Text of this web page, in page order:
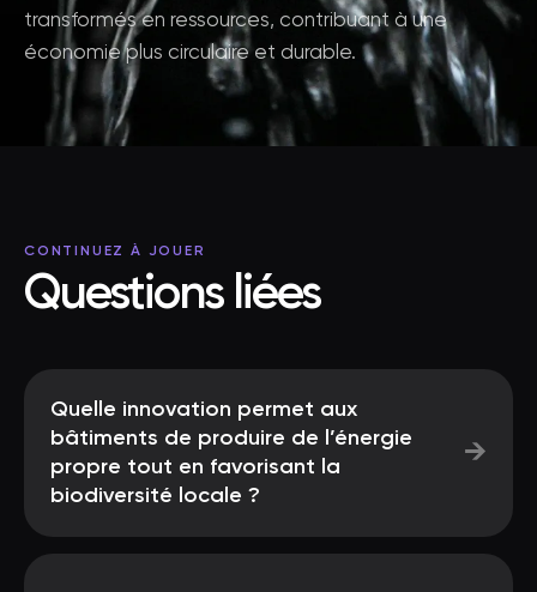
transformés en ressources, contribuant à une
économie plus circulaire et durable.
CONTINUEZ À JOUER
Questions liées
Quelle innovation permet aux
bâtiments de produire de l’énergie
propre tout en favorisant la
biodiversité locale ?
→